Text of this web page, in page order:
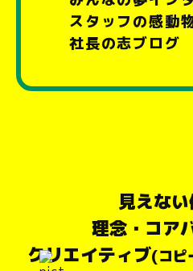
スタッフの感動
社長の志ブログ
見えな
理念・コア
クリエイティブ(コピ